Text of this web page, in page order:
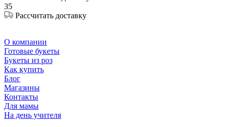
35
Рассчитать доставку
О компании
Готовые букеты
Букеты из роз
Как купить
Блог
Магазины
Контакты
Для мамы
На день учителя